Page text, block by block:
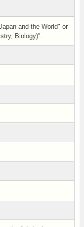
and the World" or
Biology)".